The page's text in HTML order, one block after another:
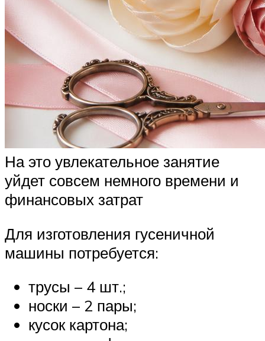
На это увлекательное занятие
уйдет совсем немного времени и
финансовых затрат
Для изготовления гусеничной
машины потребуется:
трусы – 4 шт.;
носки – 2 пары;
кусок картона;